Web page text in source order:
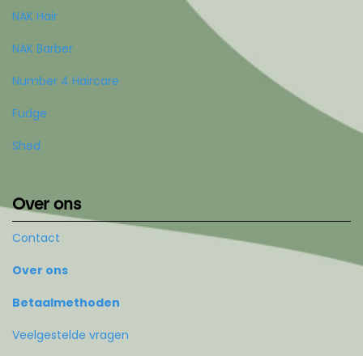
NAK Hair
NAK Barber
Number 4 Haircare
Fudge
Shed
Over ons
Contact
Over ons
Betaalmethoden
Veelgestelde vragen